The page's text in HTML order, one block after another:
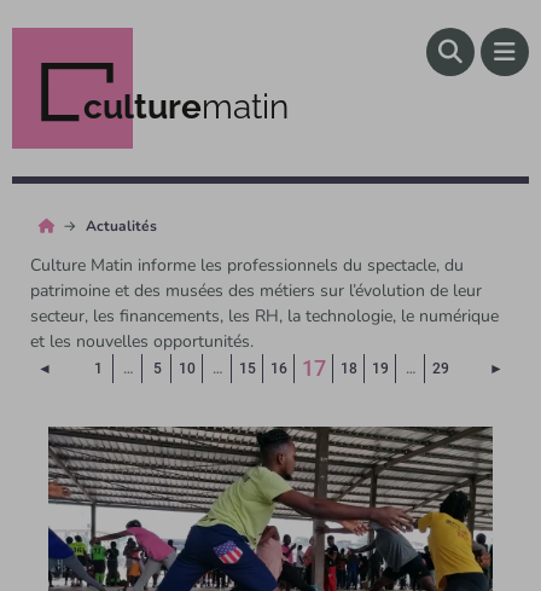
culturematin
Actualités
Culture Matin informe les professionnels du spectacle, du
patrimoine et des musées des métiers sur l’évolution de leur
secteur, les financements, les RH, la technologie, le numérique
et les nouvelles opportunités.
◄ Page précédente
1 … 5 10 … 15 16 17(Page courante)
18 19 … 29 ►